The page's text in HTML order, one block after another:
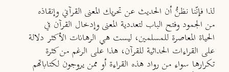
لذا فإنّنا نظنُّ أن الحديث عن تحريك المعنى القرآني وإنقاذه
من الجمود وفتح الباب لتعددية المعنى وإدخال القرآن في
الحياة المعاصرة للمسلمين، ليست هي الرهانات الأكثر دلالة
على القراءات الحداثية للقرآن، هذا على الرغم من كثرة
تكرارها سواء من رواد هذه القراءة أو ممن يروجون لكتاباتهم